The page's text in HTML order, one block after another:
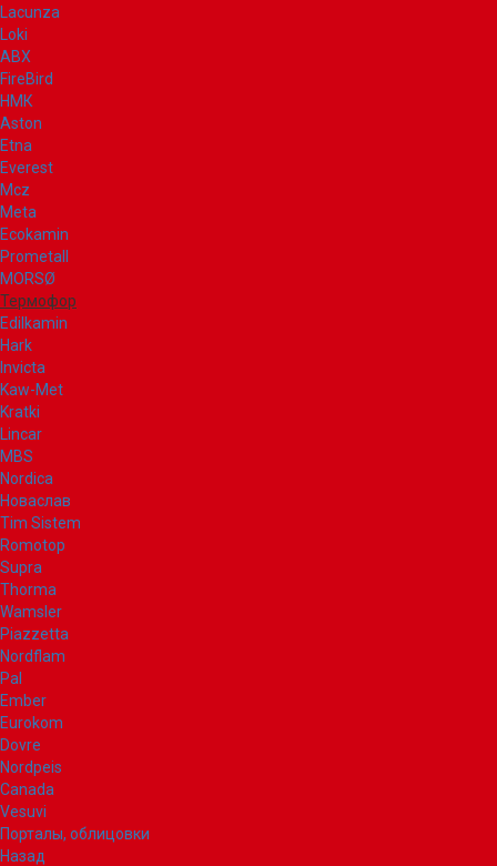
Lacunza
Loki
ABX
FireBird
НМК
Aston
Etna
Everest
Mcz
Meta
Ecokamin
Prometall
MORSØ
Термофор
Edilkamin
Hark
Invicta
Kaw-Met
Kratki
Lincar
MBS
Nordica
Новаслав
Tim Sistem
Romotop
Supra
Thorma
Wamsler
Piazzetta
Nordflam
Pal
Ember
Eurokom
Dovre
Nordpeis
Canada
Vesuvi
Порталы, облицовки
Назад